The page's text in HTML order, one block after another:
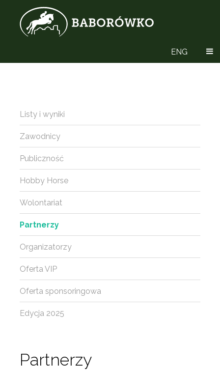
ENG
Partnerzy
Listy i wyniki
Zawodnicy
Publiczność
Hobby Horse
Wolontariat
Partnerzy
Organizatorzy
Oferta VIP
Oferta sponsoringowa
Edycja 2025